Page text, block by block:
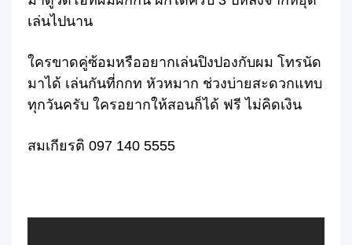
เล่นไปนาน
ใครขาดคู่ซ้อมหรืออยากเล่นปิงปองกับผม โทรนัด
มาได้ เล่นกันที่กกท หัวหมาก ช่วงบ่ายสะดวกแทบ
ทุกวันครับ ใครอยากให้สอนก็ได้ ฟรี ไม่คิดเงิน
สมเกียรติ 097 140 5555